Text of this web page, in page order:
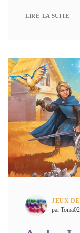
LIRE LA SUITE
JEUX
par